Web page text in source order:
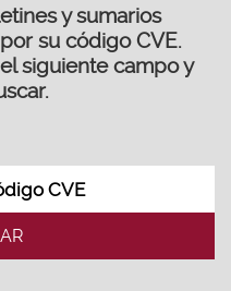
y sumarios
su código CVE.
siguiente campo y